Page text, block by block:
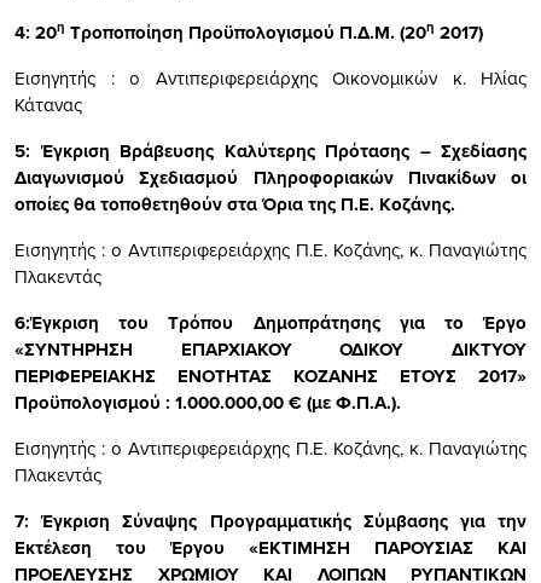
4: 20η Τροποποίηση Προϋπολογισμού Π.Δ.Μ. (20η 2017)
Εισηγητής : ο Αντιπεριφερειάρχης Οικονομικών κ. Ηλίας
Κάτανας
5: Έγκριση Βράβευσης Καλύτερης Πρότασης – Σχεδίασης
Διαγωνισμού Σχεδιασμού Πληροφοριακών Πινακίδων οι
οποίες θα τοποθετηθούν στα Όρια της Π.Ε. Κοζάνης.
Εισηγητής : ο Αντιπεριφερειάρχης Π.Ε. Κοζάνης, κ. Παναγιώτης
Πλακεντάς
6:Έγκριση του Τρόπου Δημοπράτησης για το Έργο
«ΣΥΝΤΗΡΗΣΗ ΕΠΑΡΧΙΑΚΟΥ ΟΔΙΚΟΥ ΔΙΚΤΥΟΥ
ΠΕΡΙΦΕΡΕΙΑΚΗΣ ΕΝΟΤΗΤΑΣ ΚΟΖΑΝΗΣ ΕΤΟΥΣ 2017»
Προϋπολογισμού : 1.000.000,00 € (με Φ.Π.Α.).
Εισηγητής : ο Αντιπεριφερειάρχης Π.Ε. Κοζάνης, κ. Παναγιώτης
Πλακεντάς
7: Έγκριση Σύναψης Προγραμματικής Σύμβασης για την
Εκτέλεση του Έργου «ΕΚΤΙΜΗΣΗ ΠΑΡΟΥΣΙΑΣ ΚΑΙ
ΠΡΟΕΛΕΥΣΗΣ ΧΡΩΜΙΟΥ ΚΑΙ ΛΟΙΠΩΝ ΡΥΠΑΝΤΙΚΩΝ